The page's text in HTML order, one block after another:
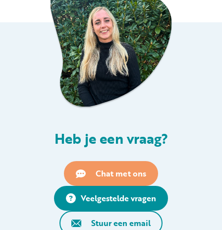
Heb je een vraag?
Chat met ons
Veelgestelde vragen
Stuur een email